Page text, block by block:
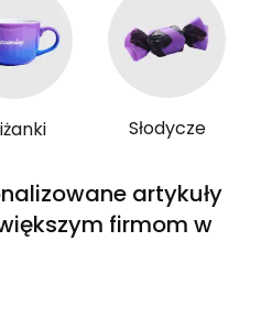
Słodycze
artykuły
firmom w